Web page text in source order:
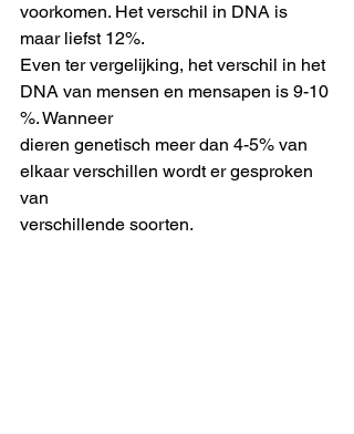
voorkomen. Het verschil in DNA is
maar liefst 12%.
Even ter vergelijking, het verschil in het
DNA van mensen en mensapen is 9-10
%. Wanneer
dieren genetisch meer dan 4-5% van
elkaar verschillen wordt er gesproken
van
verschillende soorten.